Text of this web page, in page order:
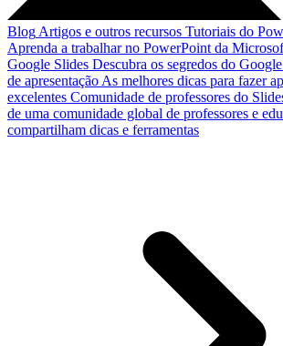
Blog Artigos e outros recursos Tutoriais do
Aprenda a trabalhar no PowerPoint da
Google Slides Descubra os segredos do
de apresentação As melhores dicas para fazer
excelentes Comunidade de professores do
de uma comunidade global de professores e
compartilham dicas e ferramentas